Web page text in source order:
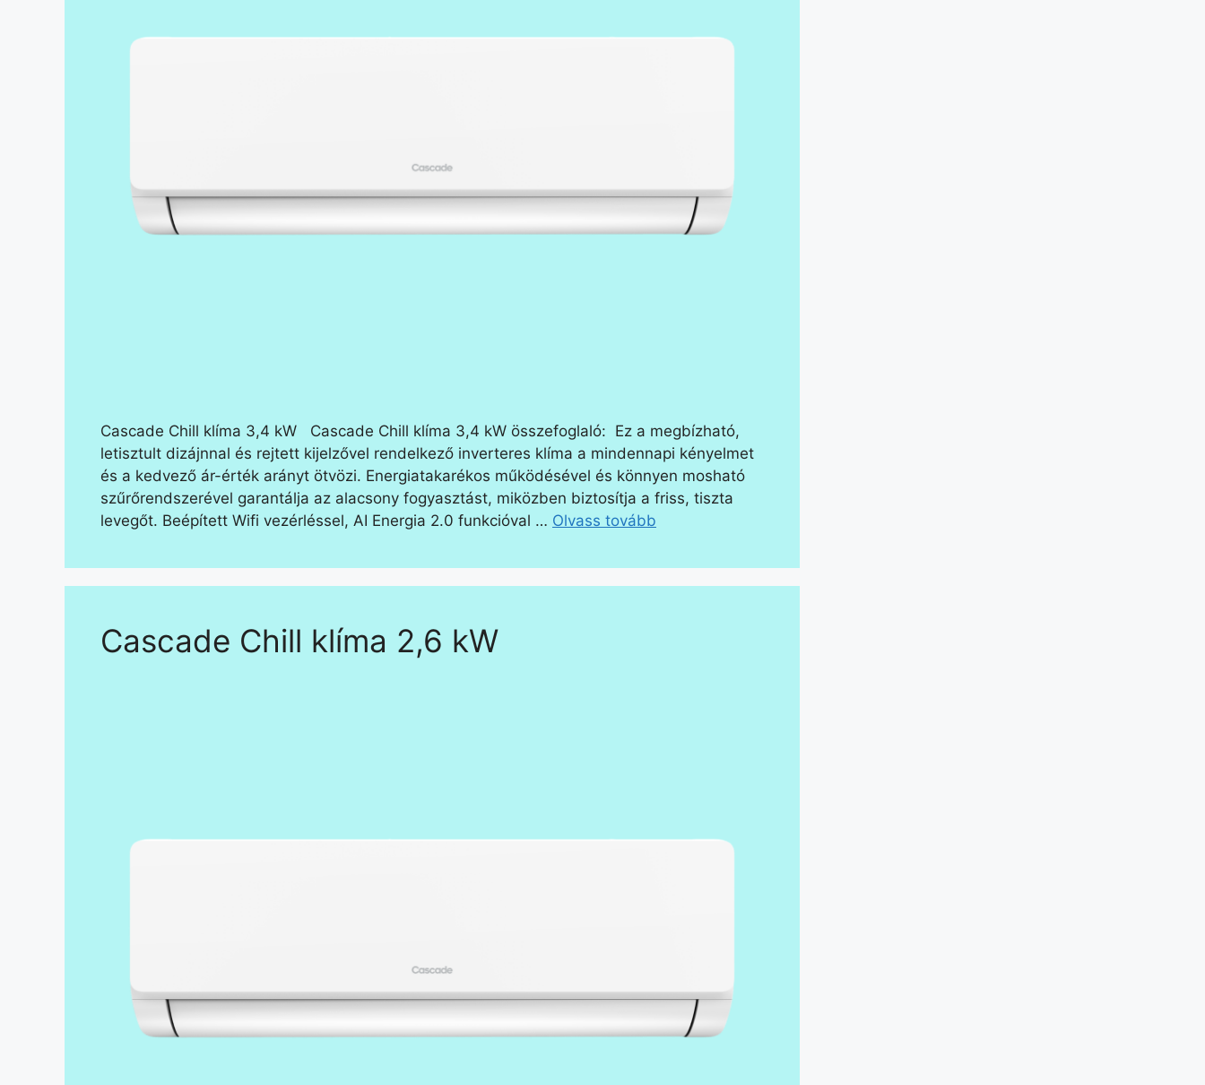
Cascade Chill klíma 3,4 kW Cascade Chill klíma 3,4 kW összefoglaló: Ez a megbízható,
letisztult dizájnnal és rejtett kijelzővel rendelkező inverteres klíma a mindennapi kényelmet
és a kedvező ár-érték arányt ötvözi. Energiatakarékos működésével és könnyen mosható
szűrőrendszerével garantálja az alacsony fogyasztást, miközben biztosítja a friss, tiszta
levegőt. Beépített Wifi vezérléssel, AI Energia 2.0 funkcióval … Olvass tovább
Cascade Chill klíma 2,6 kW